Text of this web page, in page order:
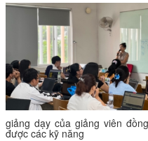
giảng dạy của giảng viên
được các kỹ năng